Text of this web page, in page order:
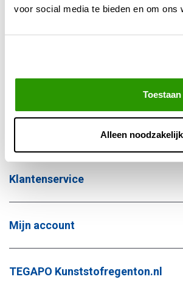
voor social media te bieden en om
Toestaan
Alleen
Klantenservice
Mijn account
TEGAPO Kunststofregenton.nl